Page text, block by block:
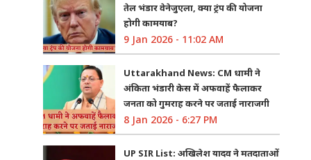
तेल भंडार वेनेजुएला, क्या ट्रंप की योजना
होगी कामयाब?
9 Jan 2026 - 11:02 AM
Uttarakhand News: CM धामी ने
अंकिता भंडारी केस में अफवाहें फैलाकर
जनता को गुमराह करने पर जताई नाराजगी
8 Jan 2026 - 6:27 PM
UP SIR List: अखिलेश यादव ने मतदाताओं